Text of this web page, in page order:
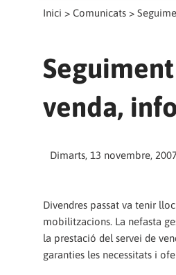
Inici > Comunicats >
venda,
Dimarts, 13 novembre,
Divendres passat va tenir
mobilitzacions. La nefasta
la prestació del servei de
garanties les necessitats i